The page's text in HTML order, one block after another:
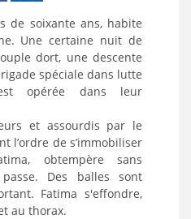
de soixante ans, habite
Une certaine nuit de
dort, une descente
spéciale dans lutte
opérée dans leur
et assourdis par le
l’ordre de s’immobiliser
obtempère sans
Des balles sont
Fatima s'eﬀondre,
au thorax.